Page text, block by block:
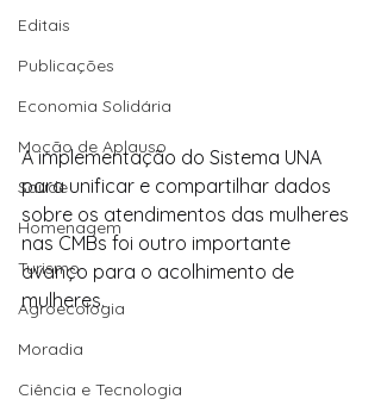
Editais
Publicações
Economia Solidária
Moção de Aplauso
Saúde
Homenagem
Turismo
Agroecologia
Moradia
Ciência e Tecnologia
A implementação do Sistema UNA
para unificar e compartilhar dados
sobre os atendimentos das mulheres
nas CMBs foi outro importante
avanço para o acolhimento de
mulheres.